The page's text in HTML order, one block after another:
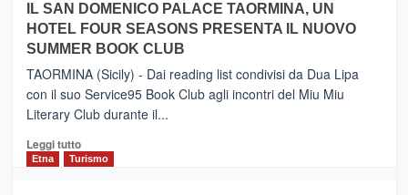
da
Neos
PIEDIMONTE
ETNEO
–
Meta
turistica
privilegiata
secondo
dati
di
IL SAN DOMENICO PALACE TAORMINA, UN
HOTEL FOUR SEASONS PRESENTA IL NUOVO
SUMMER BOOK CLUB
TAORMINA (Sicily) - Dai reading list condivisi da Dua Lipa
con il suo Service95 Book Club agli incontri del Miu Miu
Literary Club durante il...
Leggi tuttoLeggi
di
Etna Turismo